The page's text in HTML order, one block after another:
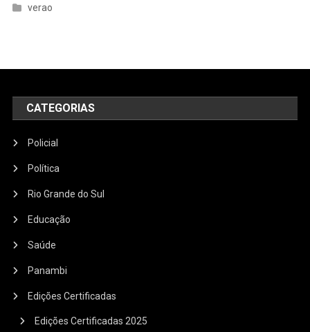
verao
CATEGORIAS
Policial
Política
Rio Grande do Sul
Educação
Saúde
Panambi
Edições Certificadas
Edições Certificadas 2025